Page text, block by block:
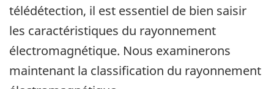
télédétection, il est essentiel de bien saisir
les caractéristiques du rayonnement
électromagnétique. Nous examinerons
maintenant la classification du rayonnement